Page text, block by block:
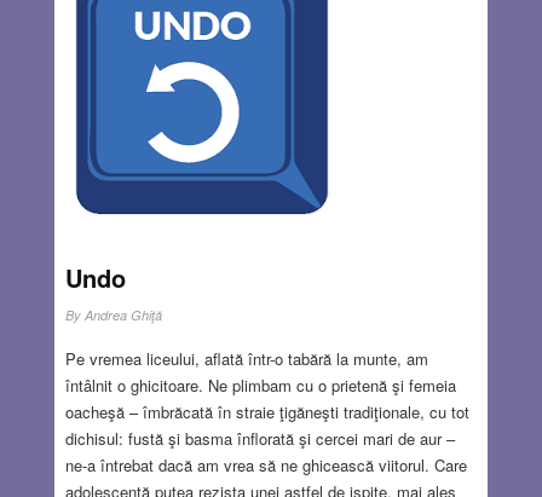
suporta războaie pe mai multe fronturi și prețul acestora,
măsura în care afectează dezvoltarea economică a țării,
în condițiile în care costul războaielor se ridică la multe
miliarde de dolari și subminează bugetul țării.
AUG 6, 2026
Undo
By Andrea Ghiţă
Pe vremea liceului, aflată într-o tabără la munte, am
întâlnit o ghicitoare. Ne plimbam cu o prietenă şi femeia
oacheşă – îmbrăcată în straie ţigăneşti tradiţionale, cu tot
dichisul: fustă şi basma înflorată şi cercei mari de aur –
ne-a întrebat dacă am vrea să ne ghicească viitorul. Care
adolescentă putea rezista unei astfel de ispite, mai ales